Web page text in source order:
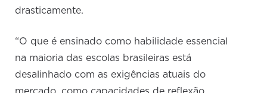
drasticamente.
“O que é ensinado como habilidade essencial
na maioria das escolas brasileiras está
desalinhado com as exigências atuais do